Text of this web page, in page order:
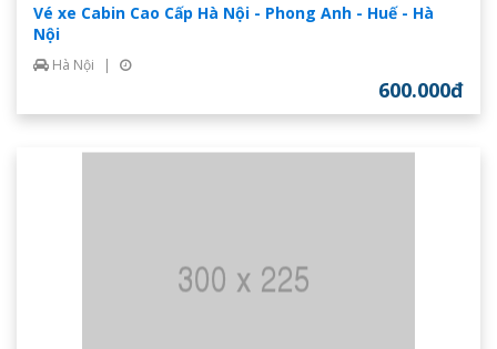
Vé xe Cabin Cao Cấp Hà Nội - Phong Anh - Huế - Hà
Nội
Hà Nội |
600.000đ